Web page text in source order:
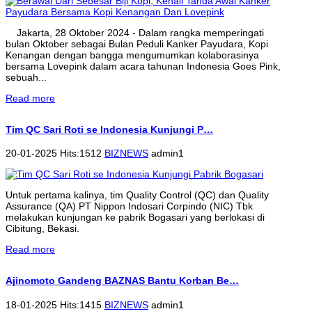
Jakarta, 28 Oktober 2024 - Dalam rangka memperingati
bulan Oktober sebagai Bulan Peduli Kanker Payudara, Kopi
Kenangan dengan bangga mengumumkan kolaborasinya
bersama Lovepink dalam acara tahunan Indonesia Goes Pink,
sebuah...
Read more
Tim QC Sari Roti se Indonesia Kunjungi P…
20-01-2025 Hits:1512 BIZNEWS admin1
Untuk pertama kalinya, tim Quality Control (QC) dan Quality
Assurance (QA) PT Nippon Indosari Corpindo (NIC) Tbk
melakukan kunjungan ke pabrik Bogasari yang berlokasi di
Cibitung, Bekasi.
Read more
Ajinomoto Gandeng BAZNAS Bantu Korban Be…
18-01-2025 Hits:1415 BIZNEWS admin1